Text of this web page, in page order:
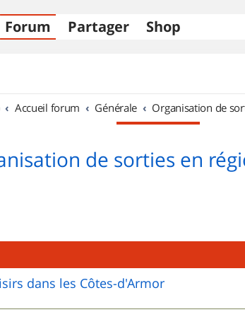
Forum Partager Shop
Accueil forum Générale Organisation de
de sorties en
dans les Côtes-d'Armor